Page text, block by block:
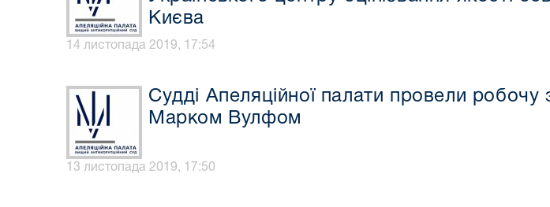
Києва
14 листопада 2019, 17:54
Судді Апеляційної палати провели
Марком Вулфом
13 листопада 2019, 17:50